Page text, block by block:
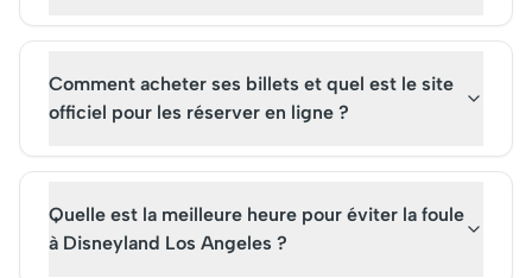
année.
incontournables.
Comment acheter ses billets et quel est le site
officiel pour les réserver en ligne ?
Quelle est la meilleure heure pour éviter la foule
à Disneyland Los Angeles ?